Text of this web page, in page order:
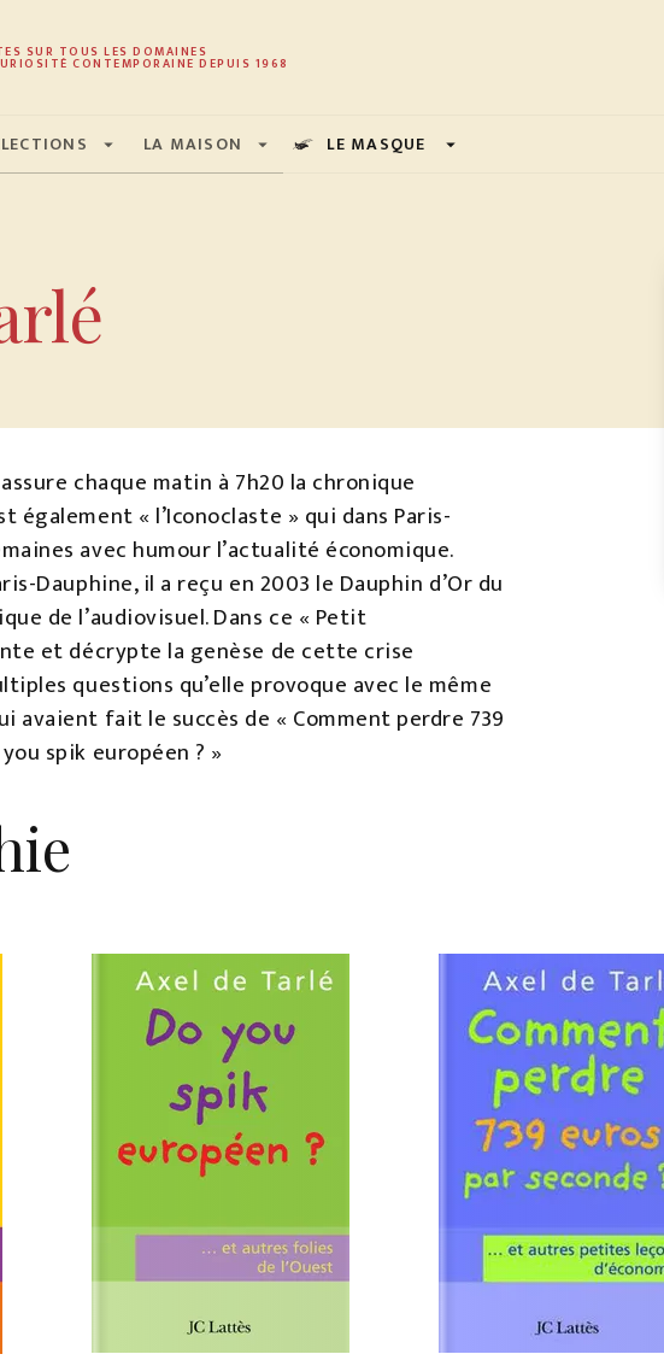
PIED DE PAGE
SUR TOUS LES DOMAINES
CONTEMPORAINE DEPUIS 1968
arrow_drop_down LA MAISON arrow_drop_down LE MASQUE arrow_drop_down
chaque matin à 7h20 la chronique
également « l’Iconoclaste » qui dans Paris-
avec humour l’actualité économique.
Dauphine, il a reçu en 2003 le Dauphin d’Or du
de l’audiovisuel. Dans ce « Petit
et décrypte la genèse de cette crise
questions qu’elle provoque avec le même
avaient fait le succès de « Comment perdre 739
spik européen ? »